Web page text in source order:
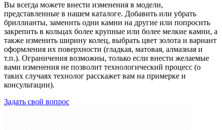
Вы всегда можете внести изменения в модели,
представленные в нашем каталоге. Добавить или убрать
бриллианты, заменить одни камни на другие или попросить
закрепить в кольцах более крупные или более мелкие камни, а
также изменить ширину колец, выбрать цвет золота и вариант
оформления их поверхности (гладкая, матовая, алмазная и
т.п.). Ограничения возможны, только если внести желаемые
вами изменения не позволит технологический процесс (о
таких случаях технолог расскажет вам на примерке и
консультации).
Задать свой вопрос